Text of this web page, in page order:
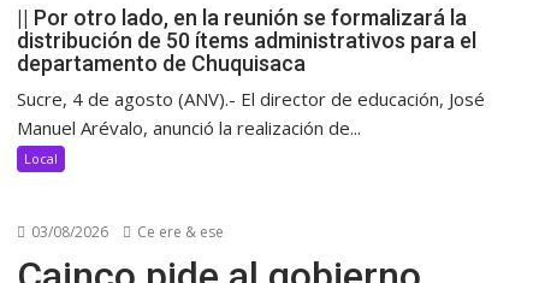
|| Por otro lado, en la reunión se formalizará la
distribución de 50 ítems administrativos para el
departamento de Chuquisaca
Sucre, 4 de agosto (ANV).- El director de educación, José
Manuel Arévalo, anunció la realización de...
Local
03/08/2026 Ce ere & ese